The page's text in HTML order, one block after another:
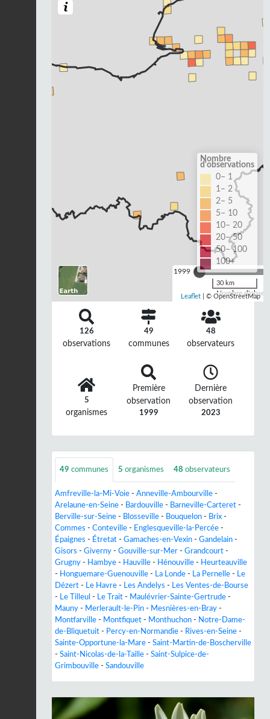
1999
Nombre
Nombre
d'observations
0– 1
1– 2
2– 5
5– 10
10– 20
20– 50
50– 100
100+
30 km
Leaflet | © OpenStreetMap
126
observations
49
communes
48
observateurs
5
organismes
Première
observation
1999
Dernière
observation
2023
49 communes 5 organismes 48 observateurs
Amfreville-la-Mi-Voie - Anneville-Ambourville -
Arelaune-en-Seine - Bardouville - Barneville-Carteret -
Berville-sur-Seine - Blosseville - Bouquelon - Brix -
Commes - Conteville - Englesqueville-la-Percée -
Épaignes - Étretat - Gamaches-en-Vexin - Gandelain -
Gisors - Giverny - Gouville-sur-Mer - Grandcourt -
Grugny - Hambye - Hauville - Hénouville - Heurteauville
- Honguemare-Guenouville - La Londe - La Pernelle - Le
Dézert - Le Havre - Les Andelys - Les Ventes-de-Bourse
- Le Tilleul - Le Trait - Maulévrier-Sainte-Gertrude -
Mauny - Merlerault-le-Pin - Mesnières-en-Bray -
Montfarville - Montfiquet - Monthuchon - Notre-Dame-
de-Bliquetuit - Percy-en-Normandie - Rives-en-Seine -
Sainte-Opportune-la-Mare - Saint-Martin-de-Boscherville
- Saint-Nicolas-de-la-Taille - Saint-Sulpice-de-
Grimbouville - Sandouville